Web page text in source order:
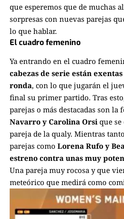
que esperemos que de muchas
sorpresas con nuevas parejas
lo que hablar.
El cuadro femenino
Ya entrando en el cuadro
cabezas de serie están
ronda, con lo que jugarán el
final su primer partido. Tras
parejas o más destacadas son la
Navarro y Carolina Orsi que
pareja de la qualy. Mientras
parejas como Lorena Rufo y
estreno contra unas muy
Una pareja muy rocosa y que
meteórico que medirá como